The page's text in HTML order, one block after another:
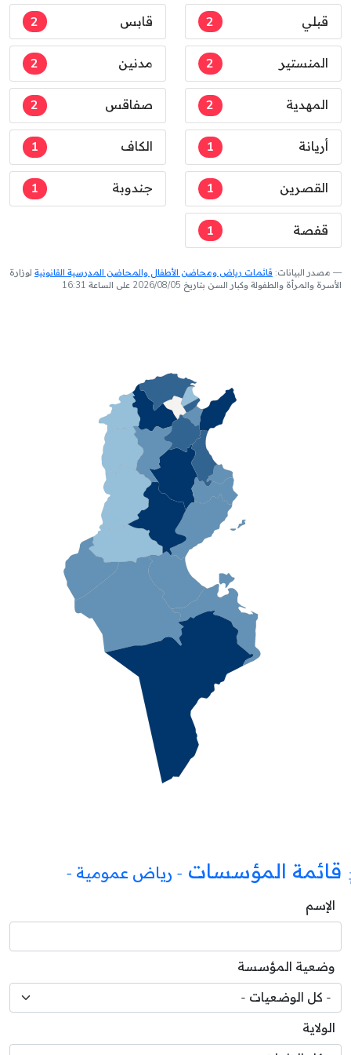
قبلي 2 قابس 2
المنستير 2 مدنين 2
المهدية 2 صفاقس 2
أريانة 1 الكاف 1
القصرين 1 جندوبة 1
قفصة 1
مصدر البيانات: قائمات رياض ومحاضن الأطفال والمحاضن المدرسية القانونية لوزارة
الأسرة والمرأة والطفولة وكبار السن بتاريخ 2026/08/05 على الساعة 16:31
قائمة المؤسسات - رياض عمومية -
الإسم
وضعية المؤسسة
الولاية